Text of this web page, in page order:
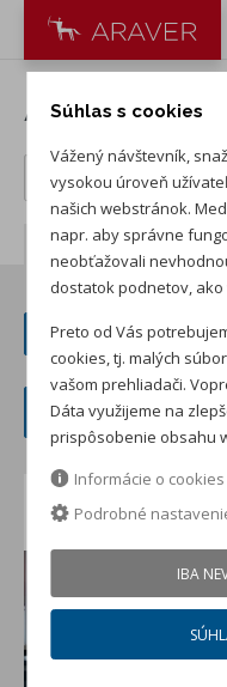
Akcie na
Počet záznamov: 21
+ ZOBRAZIŤ
FILTER ČLÁNKOV
Jazdite bez
Súhlas s cookies
Vážený návštevník,
vysokou úroveň
našich webstránok.
napr. aby správne
neobťažovali
dostatok podnetov,
Preto od Vás
cookies, tj. malých
vašom prehliadači.
Dáta využijeme na
prispôsobenie obsahu
Informácie o cookies
Podrobné
IBA